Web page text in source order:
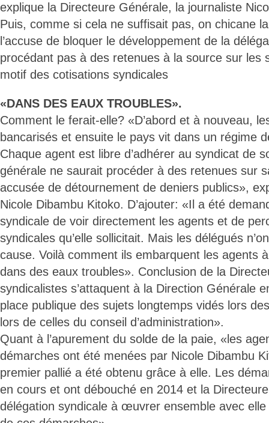
explique la Directeure Générale, la journaliste
Puis, comme si cela ne suffisait pas, on chicane
l’accuse de bloquer le développement de la
procédant pas à des retenues à la source sur les
motif des cotisations syndicales
«DANS DES EAUX TROUBLES».
Comment le ferait-elle? «D’abord et à nouveau,
bancarisés et ensuite le pays vit dans un régime
Chaque agent est libre d’adhérer au syndicat de
générale ne saurait procéder à des retenues sur
accusée de détournement de deniers publics»,
Nicole Dibambu Kitoko. D’ajouter: «Il a été
syndicale de voir directement les agents et de
syndicales qu’elle sollicitait. Mais les délégués
cause. Voilà comment ils embarquent les agents
dans des eaux troubles». Conclusion de la
syndicalistes s’attaquent à la Direction Générale
place publique des sujets longtemps vidés lors
lors de celles du conseil d’administration».
Quant à l’apurement du solde de la paie, «les
démarches ont été menées par Nicole Dibambu
premier pallié a été obtenu grâce à elle. Les
en cours et ont débouché en 2014 et la
délégation syndicale à œuvrer ensemble avec elle